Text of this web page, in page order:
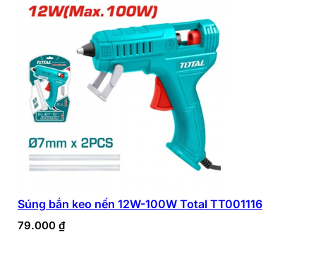
Súng bắn keo nến 12W-100W Total TT001116
79.000 ₫